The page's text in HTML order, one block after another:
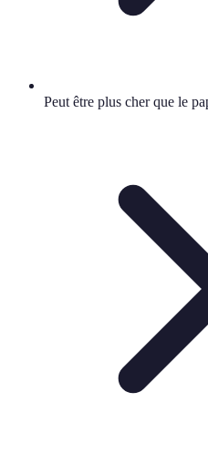
Peut être plus cher que le